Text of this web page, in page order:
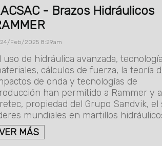
- Brazos Hidráulicos
Feb/2025 8:29am
uso de hidráulica avanzada,
cálculos de fuerza, la teoría
de onda y tecnologías de
han permitido a Rammer y a
propiedad del Grupo Sandvik, el
mundiales en martillos
MÁS